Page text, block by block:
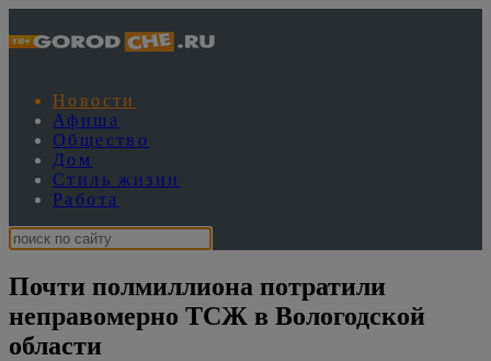
Новости
Афиша
Общество
Дом
Стиль жизни
Работа
Почти полмиллиона потратили
неправомерно ТСЖ в Вологодской
области